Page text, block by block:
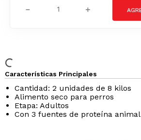
＋
－
Características Principales
Cantidad: 2 unidades de 8 kilos
Alimento seco para perros
Etapa: Adultos
Con 3 fuentes de proteína animal